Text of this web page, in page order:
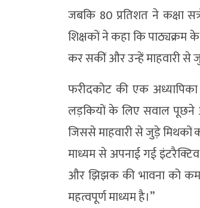
जबकि 80 प्रतिशत ने कक्षा
शिक्षकों ने कहा कि पाठ्यक्रम
कर सकीं और उन्हें माहवारी से
फरीदकोट की एक अध्यापिका
लड़कियों के लिए सवाल पूछने
जिससे माहवारी से जुड़े मिथकों
माध्यम से अपनाई गई
और झिझक की भावना को
महत्वपूर्ण माध्यम है।”